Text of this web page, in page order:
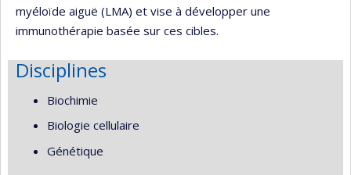
myéloïde aiguë (LMA) et vise à développer une
immunothérapie basée sur ces cibles.
Disciplines
Biochimie
Biologie cellulaire
Génétique